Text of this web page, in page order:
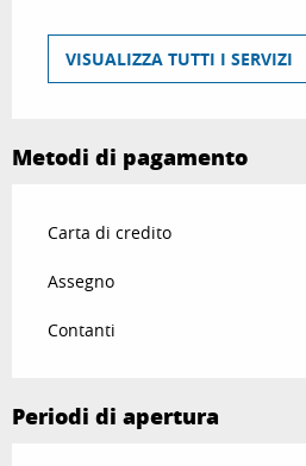
VISUALIZZA TUTTI I SERVIZI
Metodi di pagamento
Carta di credito
Assegno
Contanti
Periodi di apertura